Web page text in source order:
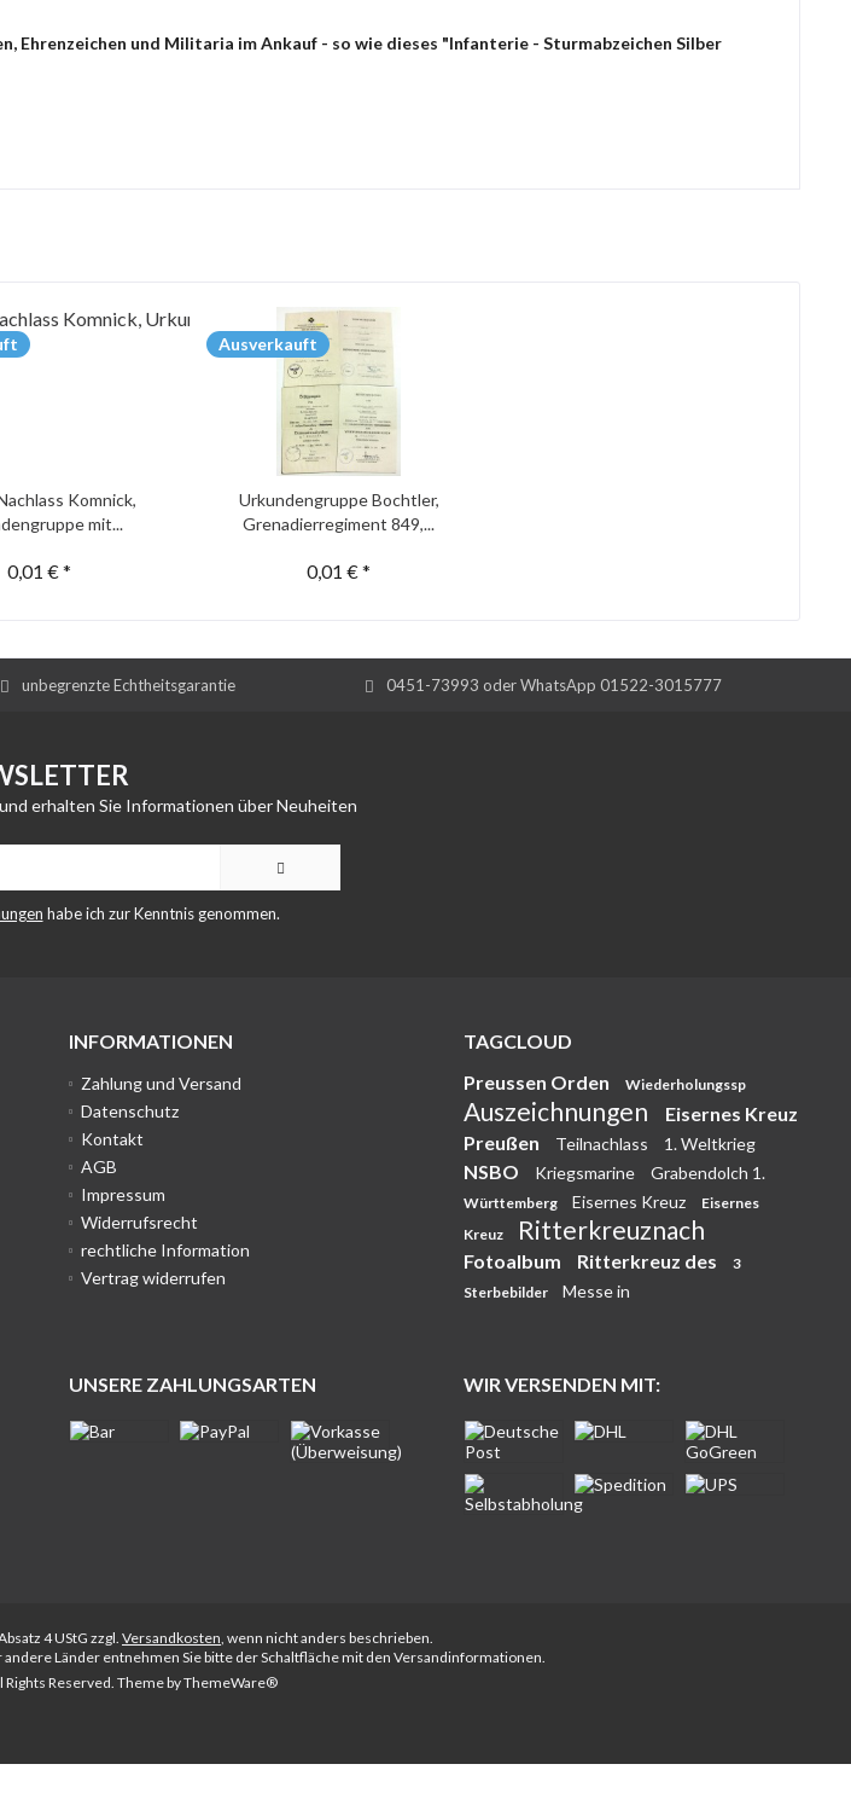
Ehrenzeichen und Militaria im Ankauf - so wie dieses "Infanterie - Sturmabzeichen Silber
Komnick,
mit...
0,01 € *
Ausverkauft
Urkundengruppe Bochtler,
Grenadierregiment 849,...
0,01 € *
unbegrenzte Echtheitsgarantie 0451-73993 oder WhatsApp 01522-3015777
erhalten Sie Informationen über Neuheiten
habe ich zur Kenntnis genommen.
INFORMATIONEN
Zahlung und Versand
Datenschutz
Kontakt
AGB
Impressum
Widerrufsrecht
rechtliche Information
Vertrag widerrufen
TAGCLOUD
Preussen Orden
Wiederholungssp
Auszeichnungen
Eisernes Kreuz
Preußen
Teilnachlass 1. Weltkrieg
NSBO Kriegsmarine Grabendolch 1.
Württemberg Eisernes Kreuz
Eisernes
Kreuz
Ritterkreuznach
Fotoalbum Ritterkreuz des
3
Sterbebilder
Messe in
UNSERE ZAHLUNGSARTEN WIR VERSENDEN MIT:
4 UStG zzgl. Versandkosten, wenn nicht anders beschrieben.
Länder entnehmen Sie bitte der Schaltfläche mit den Versandinformationen.
Reserved. Theme byThemeWare®